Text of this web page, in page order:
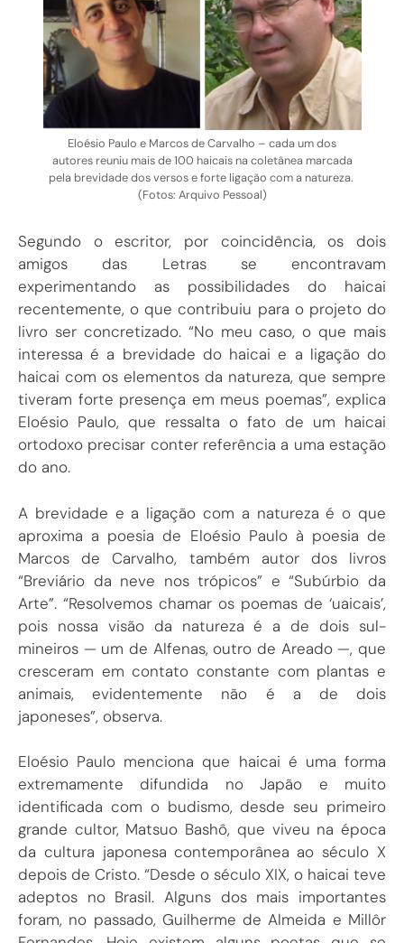
Eloésio Paulo e Marcos de Carvalho – cada um dos
autores reuniu mais de 100 haicais na coletânea marcada
pela brevidade dos versos e forte ligação com a natureza.
(Fotos: Arquivo Pessoal)
Segundo o escritor, por coincidência, os dois
amigos das Letras se encontravam
experimentando as possibilidades do haicai
recentemente, o que contribuiu para o projeto do
livro ser concretizado. “No meu caso, o que mais
interessa é a brevidade do haicai e a ligação do
haicai com os elementos da natureza, que sempre
tiveram forte presença em meus poemas”, explica
Eloésio Paulo, que ressalta o fato de um haicai
ortodoxo precisar conter referência a uma estação
do ano.
A brevidade e a ligação com a natureza é o que
aproxima a poesia de Eloésio Paulo à poesia de
Marcos de Carvalho, também autor dos livros
“Breviário da neve nos trópicos” e “Subúrbio da
Arte”. “Resolvemos chamar os poemas de ‘uaicais’,
pois nossa visão da natureza é a de dois sul-
mineiros — um de Alfenas, outro de Areado —, que
cresceram em contato constante com plantas e
animais, evidentemente não é a de dois
japoneses”, observa.
Eloésio Paulo menciona que haicai é uma forma
extremamente difundida no Japão e muito
identificada com o budismo, desde seu primeiro
grande cultor, Matsuo Bashô, que viveu na época
da cultura japonesa contemporânea ao século X
depois de Cristo. “Desde o século XIX, o haicai teve
adeptos no Brasil. Alguns dos mais importantes
foram, no passado, Guilherme de Almeida e Millôr